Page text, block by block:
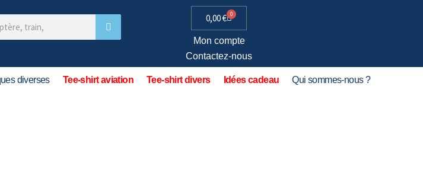
0,00€ 0
Mon compte
Contactez-nous
diverses Tee-shirt aviation Tee-shirt divers Idées cadeau Qui sommes-nous ?